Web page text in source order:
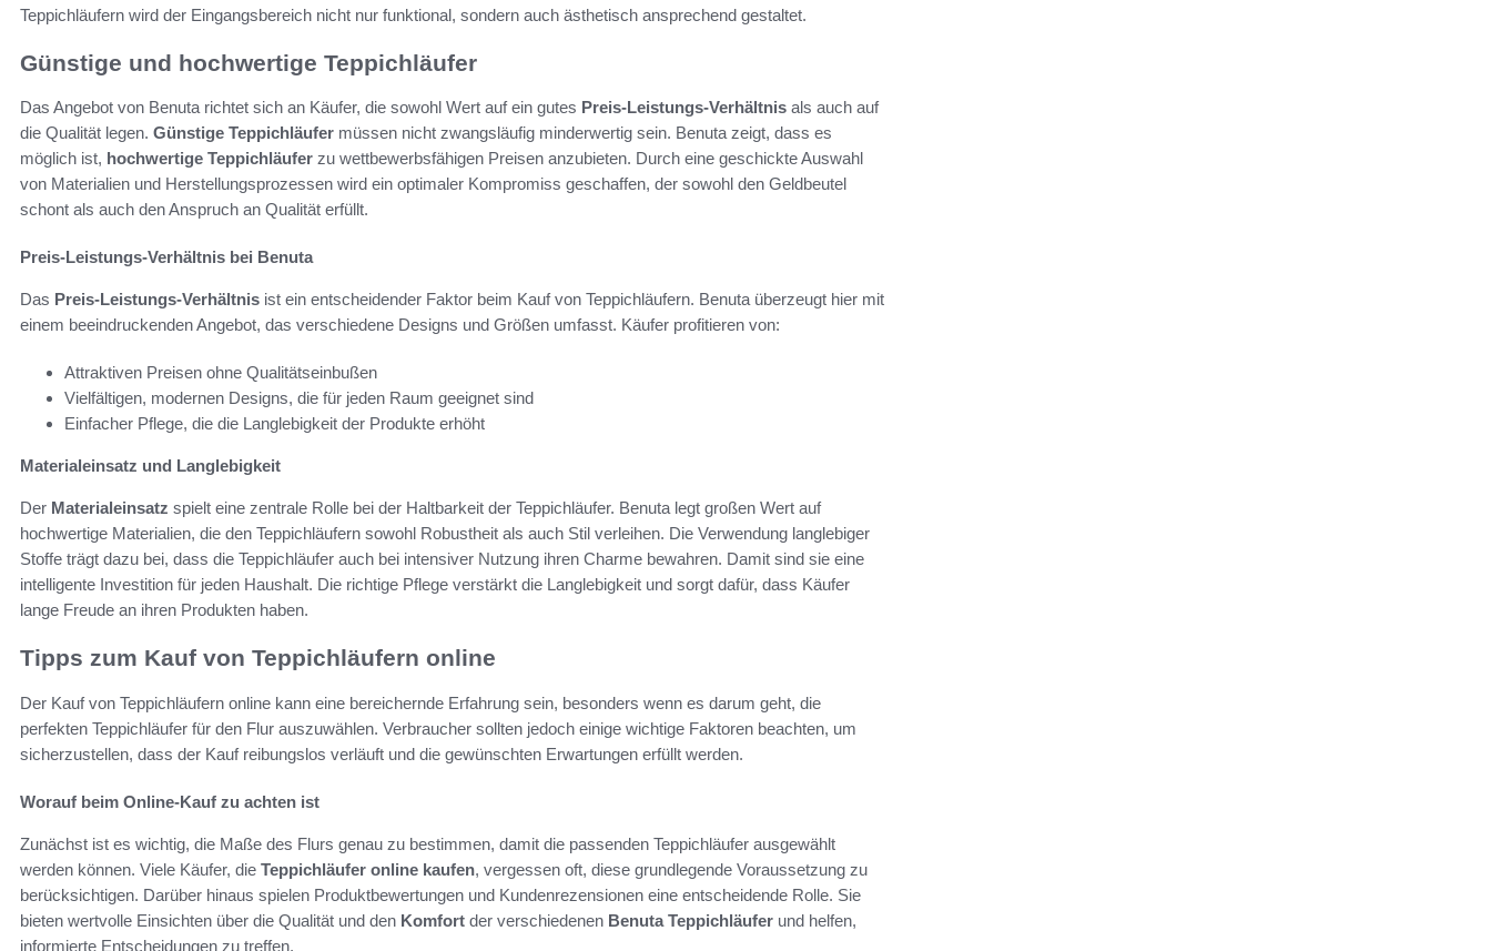
Teppichläufern wird der Eingangsbereich nicht nur funktional, sondern auch ästhetisch ansprechend gestaltet.
Günstige und hochwertige Teppichläufer
Das Angebot von Benuta richtet sich an Käufer, die sowohl Wert auf ein gutes Preis-Leistungs-Verhältnis als auch auf
die Qualität legen. Günstige Teppichläufer müssen nicht zwangsläufig minderwertig sein. Benuta zeigt, dass es
möglich ist, hochwertige Teppichläufer zu wettbewerbsfähigen Preisen anzubieten. Durch eine geschickte Auswahl
von Materialien und Herstellungsprozessen wird ein optimaler Kompromiss geschaffen, der sowohl den Geldbeutel
schont als auch den Anspruch an Qualität erfüllt.
Preis-Leistungs-Verhältnis bei Benuta
Das Preis-Leistungs-Verhältnis ist ein entscheidender Faktor beim Kauf von Teppichläufern. Benuta überzeugt hier mit
einem beeindruckenden Angebot, das verschiedene Designs und Größen umfasst. Käufer profitieren von:
Attraktiven Preisen ohne Qualitätseinbußen
Vielfältigen, modernen Designs, die für jeden Raum geeignet sind
Einfacher Pflege, die die Langlebigkeit der Produkte erhöht
Materialeinsatz und Langlebigkeit
Der Materialeinsatz spielt eine zentrale Rolle bei der Haltbarkeit der Teppichläufer. Benuta legt großen Wert auf
hochwertige Materialien, die den Teppichläufern sowohl Robustheit als auch Stil verleihen. Die Verwendung langlebiger
Stoffe trägt dazu bei, dass die Teppichläufer auch bei intensiver Nutzung ihren Charme bewahren. Damit sind sie eine
intelligente Investition für jeden Haushalt. Die richtige Pflege verstärkt die Langlebigkeit und sorgt dafür, dass Käufer
lange Freude an ihren Produkten haben.
Tipps zum Kauf von Teppichläufern online
Der Kauf von Teppichläufern online kann eine bereichernde Erfahrung sein, besonders wenn es darum geht, die
perfekten Teppichläufer für den Flur auszuwählen. Verbraucher sollten jedoch einige wichtige Faktoren beachten, um
sicherzustellen, dass der Kauf reibungslos verläuft und die gewünschten Erwartungen erfüllt werden.
Worauf beim Online-Kauf zu achten ist
Zunächst ist es wichtig, die Maße des Flurs genau zu bestimmen, damit die passenden Teppichläufer ausgewählt
werden können. Viele Käufer, die Teppichläufer online kaufen, vergessen oft, diese grundlegende Voraussetzung zu
berücksichtigen. Darüber hinaus spielen Produktbewertungen und Kundenrezensionen eine entscheidende Rolle. Sie
bieten wertvolle Einsichten über die Qualität und den Komfort der verschiedenen Benuta Teppichläufer und helfen,
informierte Entscheidungen zu treffen.